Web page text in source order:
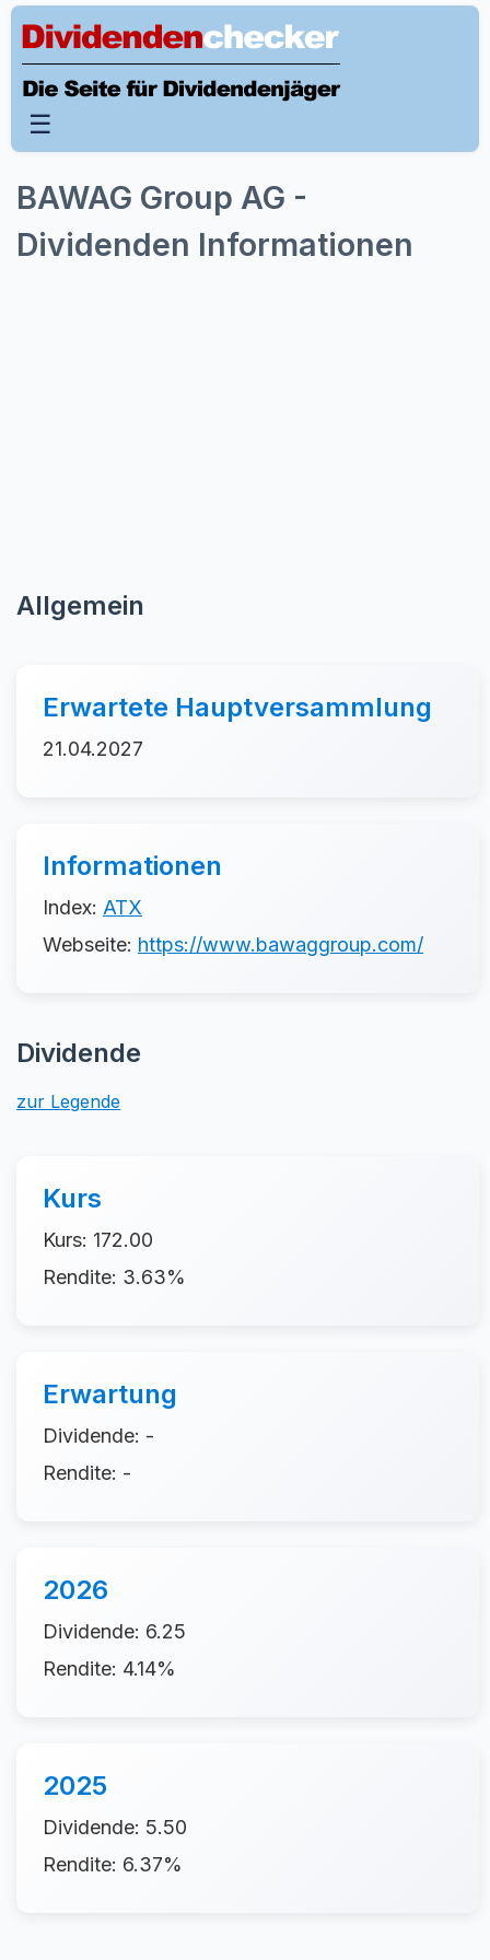
☰
BAWAG Group AG -
Dividenden Informationen
Allgemein
Erwartete Hauptversammlung
21.04.2027
Informationen
Index: ATX
Webseite: https://www.bawaggroup.com/
Dividende
zur Legende
Kurs
Kurs: 172.00
Rendite: 3.63%
Erwartung
Dividende: -
Rendite: -
2026
Dividende: 6.25
Rendite: 4.14%
2025
Dividende: 5.50
Rendite: 6.37%